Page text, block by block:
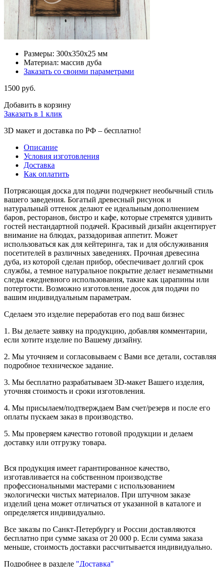
Размеры: 300х350х25 мм
Материал: массив дуба
Заказать со своими параметрами
1500 руб.
Добавить в корзину
Заказать в 1 клик
3D макет и доставка по РФ – бесплатно!
Описание
Условия изготовления
Доставка
Как оплатить
Потрясающая доска для подачи подчеркнет необычный стиль
вашего заведения. Богатый древесный рисунок и
натуральный оттенок делают ее идеальным дополнением
баров, ресторанов, бистро и кафе, которые стремятся удивить
гостей нестандартной подачей. Красивый дизайн акцентирует
внимание на блюдах, раззадоривая аппетит. Может
использоваться как для кейтеринга, так и для обслуживания
посетителей в различных заведениях. Прочная древесина
дуба, из которой сделан прибор, обеспечивает долгий срок
службы, а темное натуральное покрытие делает незаметными
следы ежедневного использования, такие как царапины или
потертости. Возможно изготовление досок для подачи по
вашим индивидуальным параметрам.
Сделаем это изделие переработав его под ваш бизнес
1. Вы делаете заявку на продукцию, добавляя комментарии,
если хотите изделие по Вашему дизайну.
2. Мы уточняем и согласовываем с Вами все детали, составляя
подробное техническое задание.
3. Мы бесплатно разрабатываем 3D-макет Вашего изделия,
уточняя стоимость и сроки изготовления.
4. Мы присылаем/подтверждаем Вам счет/резерв и после его
оплаты пускаем заказ в производство.
5. Мы проверяем качество готовой продукции и делаем
доставку или отгрузку товара.
Вся продукция имеет гарантированное качество,
изготавливается на собственном производстве
профессиональными мастерами с использованием
экологически чистых материалов. При штучном заказе
изделий цена может отличаться от указанной в каталоге и
определяется индивидуально.
Все заказы по Санкт-Петербургу и России доставляются
бесплатно при сумме заказа от 20 000 р. Если сумма заказа
меньше, стоимость доставки рассчитывается индивидуально.
Подробнее в разделе "Доставка"